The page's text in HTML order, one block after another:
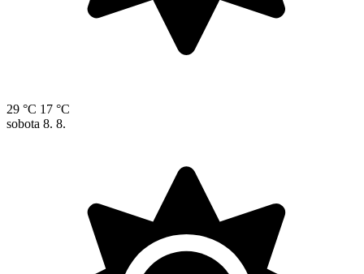
29 °C 17 °C
sobota 8. 8.